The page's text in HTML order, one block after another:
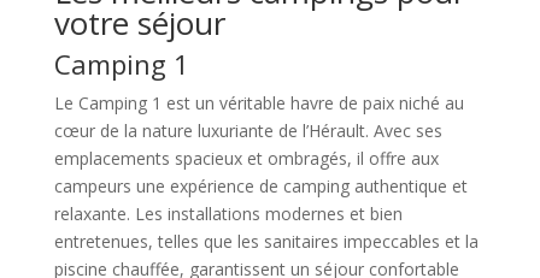
votre séjour
Camping 1
Le Camping 1 est un véritable havre de paix niché au
cœur de la nature luxuriante de l’Hérault. Avec ses
emplacements spacieux et ombragés, il offre aux
campeurs une expérience de camping authentique et
relaxante. Les installations modernes et bien
entretenues, telles que les sanitaires impeccables et la
piscine chauffée, garantissent un séjour confortable